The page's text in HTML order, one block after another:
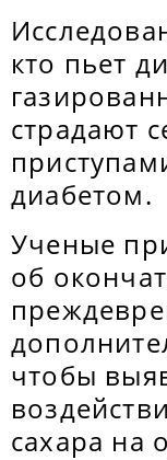
кто пьет
страдают
диабетом.
Ученые
об
чтобы
сахара на